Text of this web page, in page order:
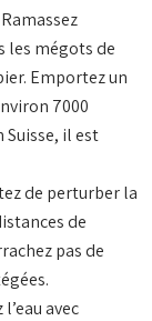
Ramassez
les mégots de
Emportez un
7000
il est
de perturber la
de
pas de
avec